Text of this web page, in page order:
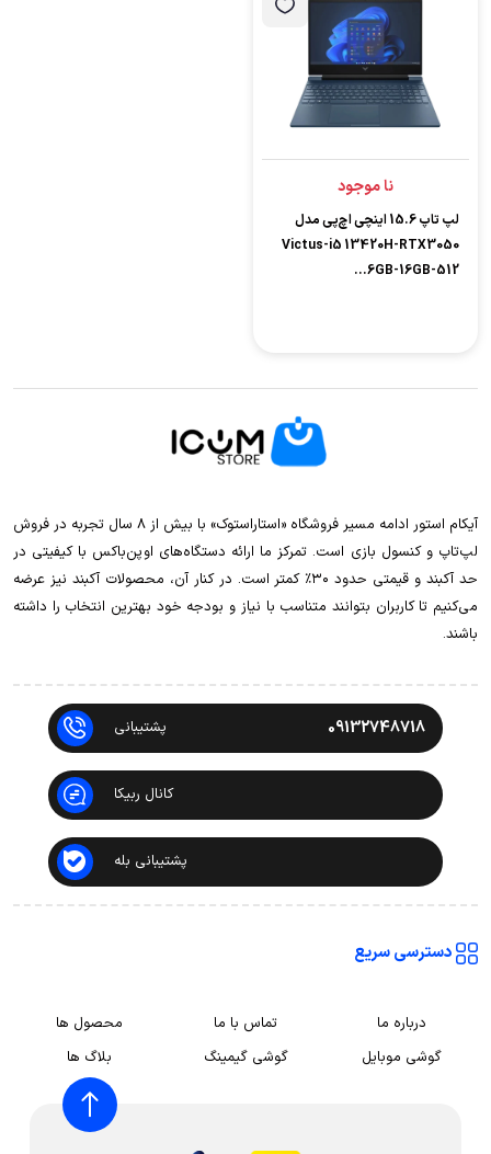
نا موجود
لپ تاپ 15.6 اینچی اچ‌پی مدل
Victus-i5 13420H-RTX3050
6GB-16GB-512...
آیکام استور ادامه مسیر فروشگاه «استاراستوک» با بیش از ۸ سال تجربه در فروش
لپ‌تاپ و کنسول بازی است. تمرکز ما ارائه دستگاه‌های اوپن‌باکس با کیفیتی در
حد آکبند و قیمتی حدود ۳۰٪ کمتر است. در کنار آن، محصولات آکبند نیز عرضه
می‌کنیم تا کاربران بتوانند متناسب با نیاز و بودجه خود بهترین انتخاب را داشته
باشند.
09132748718 پشتیبانی
کانال ربیکا
پشتیبانی بله
دسترسی سریع
درباره ما تماس با ما
محصول ها
گوشی موبایل
گوشی گیمینگ بلاگ ها